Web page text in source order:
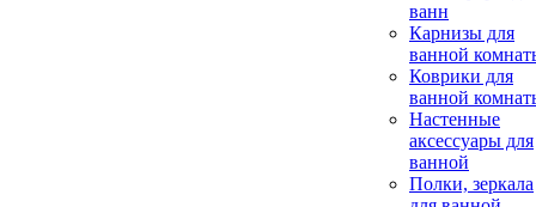
ванн
Карнизы для
ванной
Коврики для
ванной
Настенные
аксессуары для
ванной
Полки, зеркала